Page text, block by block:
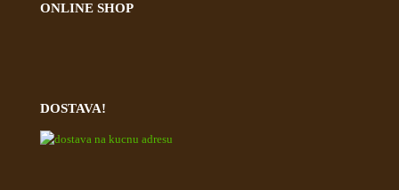
ONLINE SHOP
DOSTAVA!